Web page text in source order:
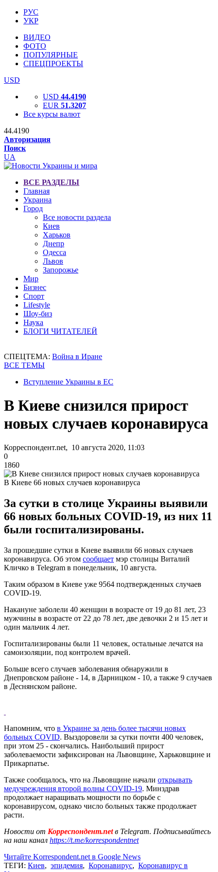
РУС
УКР
ВИДЕО
ФОТО
ПОПУЛЯРНЫЕ
СПЕЦПРОЕКТЫ
USD
USD 44.4190
EUR 51.3207
Все курсы валют
44.4190
Авторизация
Поиск
UA
ВСЕ РАЗДЕЛЫ
Главная
Украина
Город
Все новости раздела
Киев
Харьков
Днепр
Одесса
Львов
Запорожье
Мир
Бизнес
Спорт
Lifestyle
Шоу-биз
Наука
БЛОГИ ЧИТАТЕЛЕЙ
СПЕЦТЕМА: Война в Иране
ВСЕ ТЕМЫ
Вступление Украины в ЕС
В Киеве снизился прирост
новых случаев коронавируса
Корреспондент.net, 10 августа 2020, 11:03
0
1860
В Киеве 66 новых случаев коронавируса
За сутки в столице Украины выявили
66 новых больных COVID-19, из них 11
были госпитализированы.
За прошедшие сутки в Киеве выявили 66 новых случаев
коронавируса. Об этом сообщает мэр столицы Виталий
Кличко в Telegram в понедельник, 10 августа.
Таким образом в Киеве уже 9564 подтвержденных случаев
COVID-19.
Накануне заболели 40 женщин в возрасте от 19 до 81 лет, 23
мужчины в возрасте от 22 до 78 лет, две девочки 2 и 15 лет и
один мальчик 4 лет.
Госпитализированы были 11 человек, остальные лечатся на
самоизоляции, под контролем врачей.
Больше всего случаев заболевания обнаружили в
Днепровском районе - 14, в Дарницком - 10, а также 9 случаев
в Деснянском районе.
Напомним, что в Украине за день более тысячи новых
больных COVID. Выздоровели за сутки почти 400 человек,
при этом 25 - скончались. Наибольший прирост
заболеваемости зафиксирован на Львовщине, Харьковщине и
Прикарпатье.
Также сообщалось, что на Львовщине начали открывать
медучреждения второй волны COVID-19. Минздрав
продолжает наращивать мощности по борьбе с
коронавирусом, однако число больных также продолжает
расти.
Новости от Корреспондент.netв Telegram. Подписывайтесь
на наш канал https://t.me/korrespondentnet
Читайте Korrespondent.net в Google News
ТЕГИ: Киев, эпидемия, Коронавирус, Коронавирус в